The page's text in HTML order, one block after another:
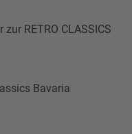
RETRO CLASSICS
Bavaria